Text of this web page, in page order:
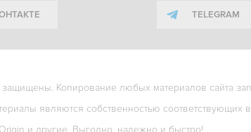
TELEGRAM
Копирование любых материалов сайта
являются собственностью
и другие. Выгодно, надежно и быстро!